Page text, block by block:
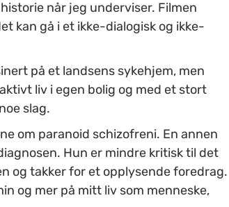
når jeg underviser. Filmen
kan gå i et ikke-dialogisk og ikke-
på et landsens sykehjem, men
liv i egen bolig og med et stort
slag.
om paranoid schizofreni. En annen
Hun er mindre kritisk til det
og takker for et opplysende foredrag.
og mer på mitt liv som menneske,